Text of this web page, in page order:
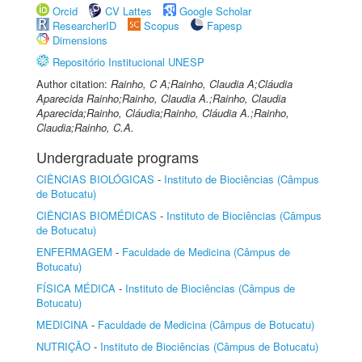
Orcid CV Lattes
Google Scholar
ResearcherID
Scopus
Fapesp
Dimensions
Repositório Institucional UNESP
Author citation: Rainho, C A;Rainho, Claudia A;Cláudia
Aparecida Rainho;Rainho, Claudia A.;Rainho, Claudia
Aparecida;Rainho, Cláudia;Rainho, Cláudia A.;Rainho,
Claudia;Rainho, C.A.
Undergraduate programs
CIÊNCIAS BIOLÓGICAS - Instituto de Biociências (Câmpus
de Botucatu)
CIÊNCIAS BIOMÉDICAS - Instituto de Biociências (Câmpus
de Botucatu)
ENFERMAGEM - Faculdade de Medicina (Câmpus de
Botucatu)
FÍSICA MÉDICA - Instituto de Biociências (Câmpus de
Botucatu)
MEDICINA - Faculdade de Medicina (Câmpus de Botucatu)
NUTRIÇÃO - Instituto de Biociências (Câmpus de Botucatu)